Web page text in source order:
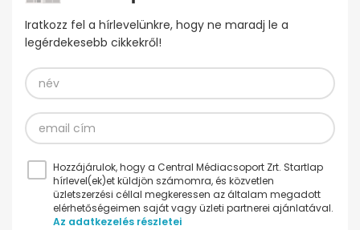
Iratkozz fel a hírlevelünkre, hogy ne maradj le a
legérdekesebb cikkekről!
Hozzájárulok, hogy a Central Médiacsoport Zrt. Startlap
hírlevel(ek)et küldjön számomra, és közvetlen
üzletszerzési céllal megkeressen az általam megadott
elérhetőségeimen saját vagy üzleti partnerei ajánlatával.
Az adatkezelés részletei